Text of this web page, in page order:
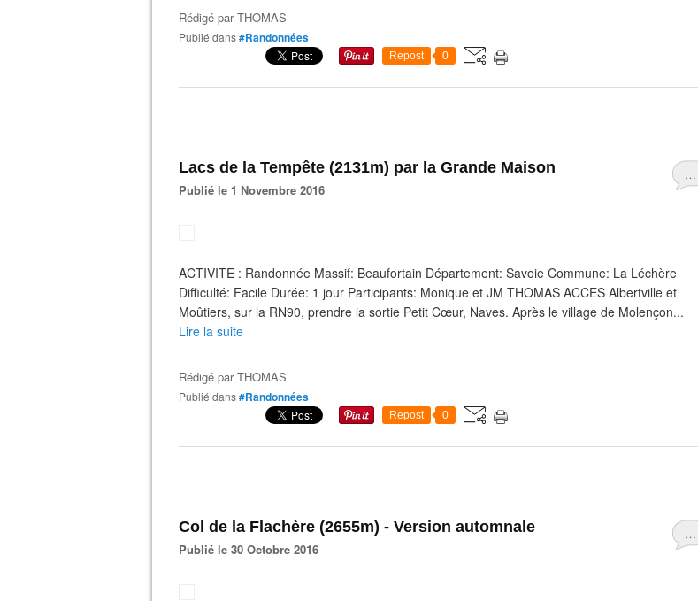
Rédigé parTHOMAS
Publié dans#Randonnées
Repost 0
…
Lacs de la Tempête (2131m) par la Grande Maison
Publié le 1 Novembre 2016
ACTIVITE : Randonnée Massif: Beaufortain Département: Savoie Commune: La Léchère
Difficulté: Facile Durée: 1 jour Participants: Monique et JM THOMAS ACCES Albertville et
Moûtiers, sur la RN90, prendre la sortie Petit Cœur, Naves. Après le village de Molençon...
Lire la suite
Rédigé parTHOMAS
Publié dans#Randonnées
Repost 0
…
Col de la Flachère (2655m) - Version automnale
Publié le 30 Octobre 2016